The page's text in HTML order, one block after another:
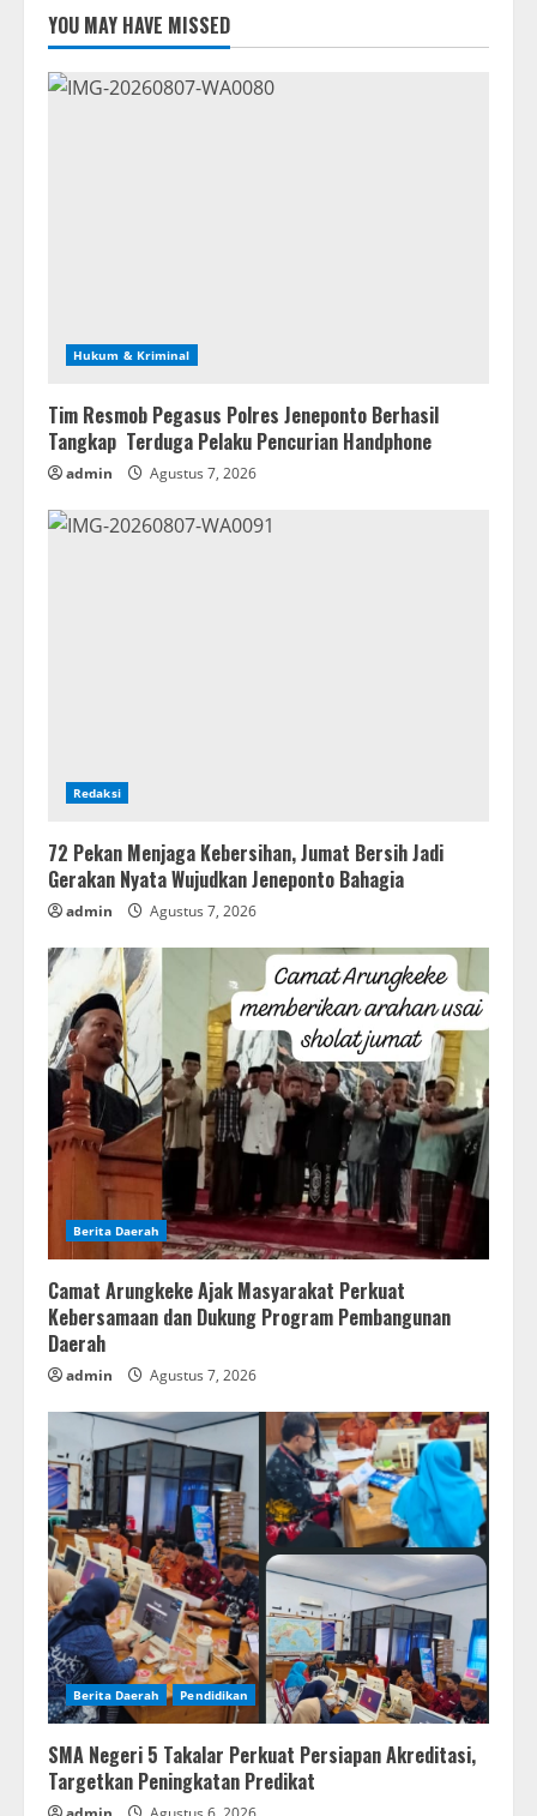
YOU MAY HAVE MISSED
Hukum & Kriminal
Tim Resmob Pegasus Polres Jeneponto Berhasil
Tangkap Terduga Pelaku Pencurian Handphone
admin Agustus 7, 2026
Redaksi
72 Pekan Menjaga Kebersihan, Jumat Bersih Jadi
Gerakan Nyata Wujudkan Jeneponto Bahagia
admin Agustus 7, 2026
Berita Daerah
Camat Arungkeke Ajak Masyarakat Perkuat
Kebersamaan dan Dukung Program Pembangunan
Daerah
admin Agustus 7, 2026
Berita Daerah Pendidikan
SMA Negeri 5 Takalar Perkuat Persiapan Akreditasi,
Targetkan Peningkatan Predikat